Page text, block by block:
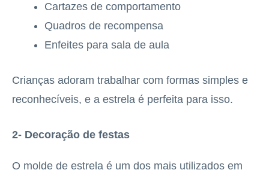
Cartazes de comportamento
Quadros de recompensa
Enfeites para sala de aula
Crianças adoram trabalhar com formas simples e
reconhecíveis, e a estrela é perfeita para isso.
2- Decoração de festas
O molde de estrela é um dos mais utilizados em